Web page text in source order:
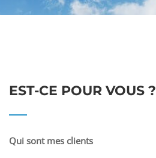
EST-CE POUR VOUS ?
Qui sont mes clients